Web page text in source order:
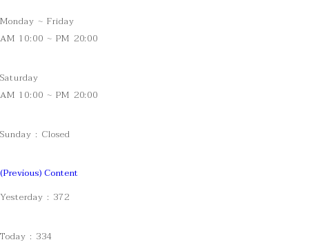
Monday ~ Friday
AM 10:00 ~ PM 20:00
Saturday
AM 10:00 ~ PM 20:00
Sunday : Closed
(Previous) Content
Yesterday : 372
Today : 334